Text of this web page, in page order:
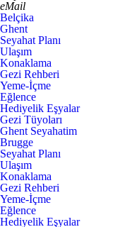
eMail
Belçika
Ghent
Seyahat Planı
Ulaşım
Konaklama
Gezi Rehberi
Yeme-İçme
Eğlence
Hediyelik Eşyalar
Gezi Tüyoları
Ghent Seyahatim
Brugge
Seyahat Planı
Ulaşım
Konaklama
Gezi Rehberi
Yeme-İçme
Eğlence
Hediyelik Eşyalar